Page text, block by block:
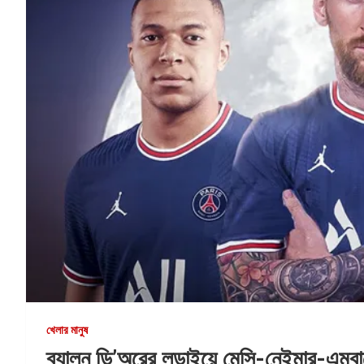
খেলার মানুষ